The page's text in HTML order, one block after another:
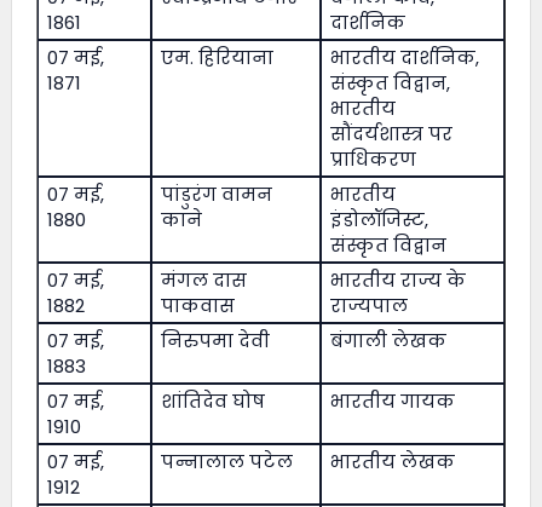
1861
दार्शनिक
07 मई,
1871
एम. हिरियाना
भारतीय दार्शनिक,
संस्कृत विद्वान,
भारतीय
सौंदर्यशास्त्र पर
प्राधिकरण
07 मई,
1880
पांडुरंग वामन
काने
भारतीय
इंडोलॉजिस्ट,
संस्कृत विद्वान
07 मई,
1882
मंगल दास
पाकवास
भारतीय राज्य के
राज्यपाल
07 मई,
1883
निरुपमा देवी बंगाली लेखक
07 मई,
1910
शांतिदेव घोष भारतीय गायक
07 मई,
1912
पन्नालाल पटेल भारतीय लेखक